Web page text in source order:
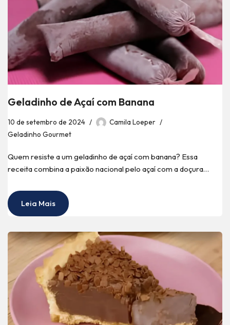
Geladinho de Açaí com Banana
10 de setembro de 2024
Camila Loeper
Geladinho Gourmet
Quem resiste a um geladinho de açaí com banana? Essa
receita combina a paixão nacional pelo açaí com a doçura…
Leia Mais